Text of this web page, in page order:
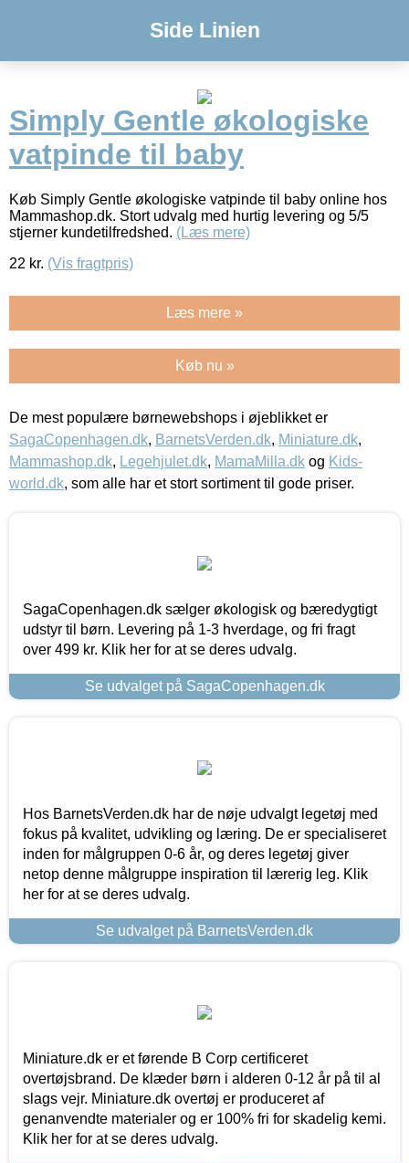
Side Linien
Simply Gentle økologiske
vatpinde til baby
Køb Simply Gentle økologiske vatpinde til baby online hos
Mammashop.dk. Stort udvalg med hurtig levering og 5/5
stjerner kundetilfredshed. (Læs mere)
22 kr. (Vis fragtpris)
Læs mere »
Køb nu »
De mest populære børnewebshops i øjeblikket er
SagaCopenhagen.dk, BarnetsVerden.dk, Miniature.dk,
Mammashop.dk, Legehjulet.dk, MamaMilla.dk og Kids-
world.dk, som alle har et stort sortiment til gode priser.
SagaCopenhagen.dk sælger økologisk og bæredygtigt
udstyr til børn. Levering på 1-3 hverdage, og fri fragt
over 499 kr. Klik her for at se deres udvalg.
Se udvalget på SagaCopenhagen.dk
Hos BarnetsVerden.dk har de nøje udvalgt legetøj med
fokus på kvalitet, udvikling og læring. De er specialiseret
inden for målgruppen 0-6 år, og deres legetøj giver
netop denne målgruppe inspiration til lærerig leg. Klik
her for at se deres udvalg.
Se udvalget på BarnetsVerden.dk
Miniature.dk er et førende B Corp certificeret
overtøjsbrand. De klæder børn i alderen 0-12 år på til al
slags vejr. Miniature.dk overtøj er produceret af
genanvendte materialer og er 100% fri for skadelig kemi.
Klik her for at se deres udvalg.